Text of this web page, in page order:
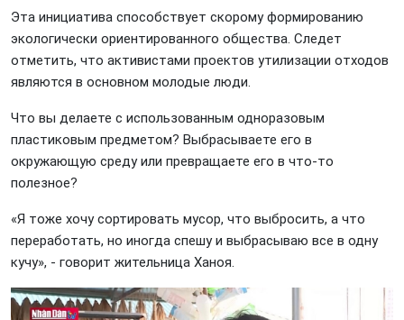
Эта инициатива способствует скорому формированию
экологически ориентированного общества. Следет
отметить, что активистами проектов утилизации отходов
являются в основном молодые люди.
Что вы делаете с использованным одноразовым
пластиковым предметом? Выбрасываете его в
окружающую среду или превращаете его в что-то
полезное?
«Я тоже хочу сортировать мусор, что выбросить, а что
переработать, но иногда спешу и выбрасываю все в одну
кучу», - говорит жительница Ханоя.